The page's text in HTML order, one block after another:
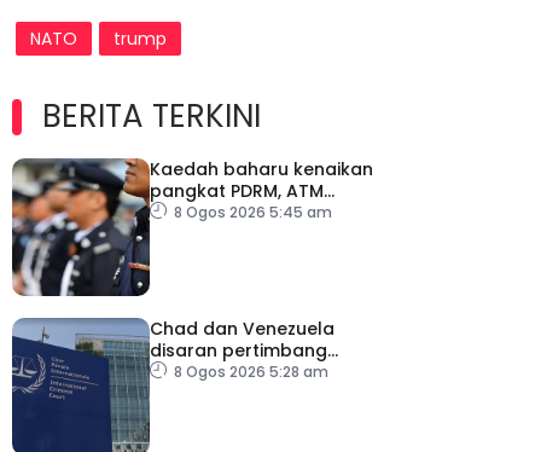
NATO trump
BERITA TERKINI
Kaedah baharu kenaikan
pangkat PDRM, ATM
tingkat profesionalisme,
8 Ogos 2026 5:45 am
Chad dan Venezuela
disaran pertimbang
semula keputusan tarik
8 Ogos 2026 5:28 am